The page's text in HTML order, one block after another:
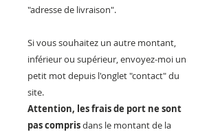
"adresse de livraison".
Si vous souhaitez un autre montant,
inférieur ou supérieur, envoyez-moi un
petit mot depuis l'onglet "contact" du
site.
Attention, les frais de port ne sont
pas comprisdans le montant de la